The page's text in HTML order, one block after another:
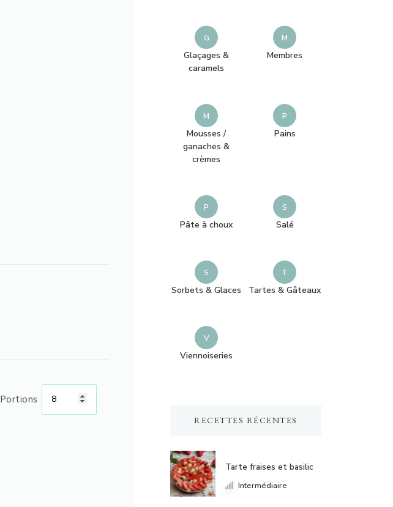
Portions
G
Glaçages &
caramels
M
Membres
M
Mousses /
ganaches &
crèmes
P
Pains
P
Pâte à choux
S
Salé
S
Sorbets & Glaces
T
Tartes & Gâteaux
V
Viennoiseries
RECETTES RÉCENTES
Tarte fraises et basilic
Intermédiaire